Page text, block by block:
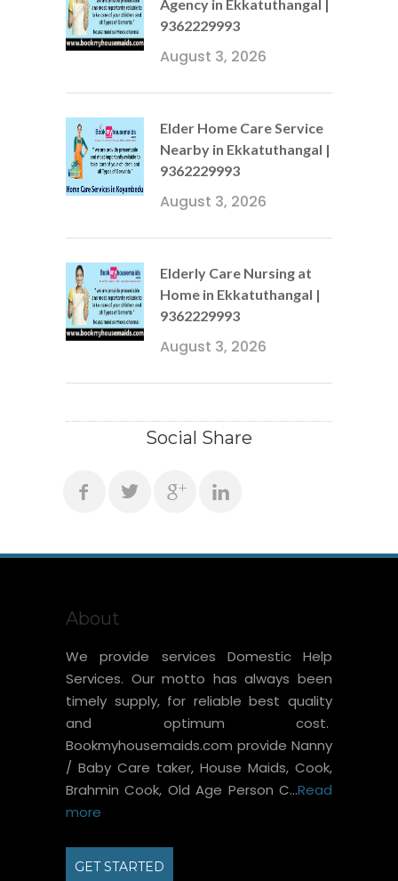
Agency in Ekkatuthangal |
9362229993
August 3, 2026
Elder Home Care Service
Nearby in Ekkatuthangal |
9362229993
August 3, 2026
Elderly Care Nursing at
Home in Ekkatuthangal |
9362229993
August 3, 2026
Social Share
About
We provide services Domestic Help
Services. Our motto has always been
timely supply, for reliable best quality
and optimum cost.
Bookmyhousemaids.com provide Nanny
/ Baby Care taker, House Maids, Cook,
Brahmin Cook, Old Age Person C...Read
more
GET STARTED